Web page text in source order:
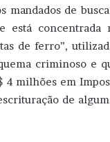
mandados de
está concentrada
de ferro”,
criminoso e
4 milhões em
de